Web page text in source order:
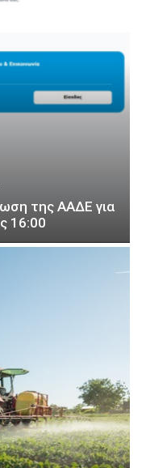
της ΑΑΔΕ για
16:00